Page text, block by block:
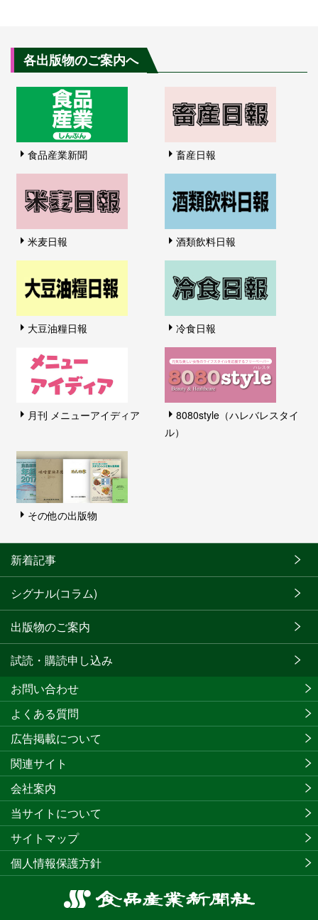
各出版物のご案内へ
食品産業新聞 畜産日報
米麦日報 酒類飲料日報
大豆油糧日報 冷食日報
月刊 メニューアイディア
8080style（ハレバレスタイ
ル）
その他の出版物
新着記事
シグナル(コラム)
出版物のご案内
試読・購読申し込み
食
お問い合わせ
よくある質問
広告掲載について
関連サイト
会社案内
当サイトについて
サイトマップ
個人情報保護方針